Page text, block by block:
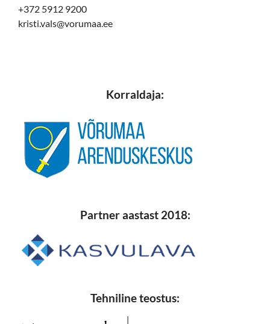
+372 5912 9200
kristi.vals@vorumaa.ee
Korraldaja:
Partner aastast 2018:
Tehniline teostus: